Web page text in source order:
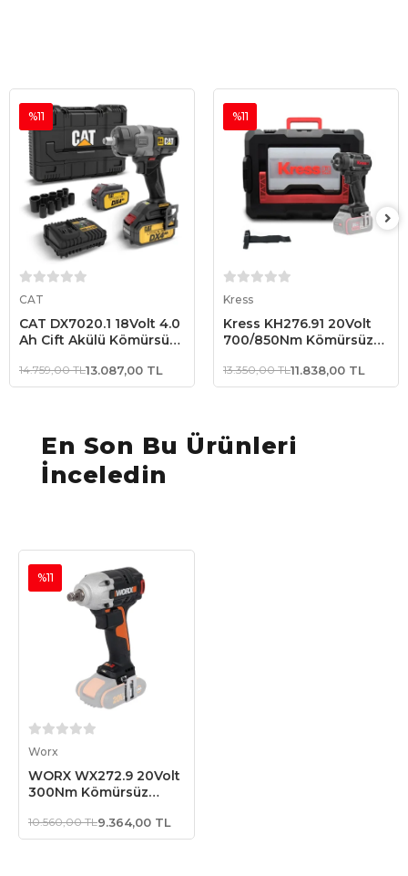
CAT
CAT DX7020.1 18Volt 4.0
Ah Çift Akülü Kömürsüz
Profesyonel Şarjlı
Somun Sıkma + 10 Adet
%11
14.759,00 TL13.087,00 TL
Kress
Kress KH276.91 20Volt
700/850Nm Kömürsüz
Somun Sıkma (Akü Dahil
Değildir)
%11
13.350,00 TL11.838,00 TL
En Son Bu Ürünleri
İnceledin
Worx
WORX WX272.9 20Volt
300Nm Kömürsüz
Sıkma (Akü Dahil
Değildir)
%11
10.560,00 TL9.364,00 TL